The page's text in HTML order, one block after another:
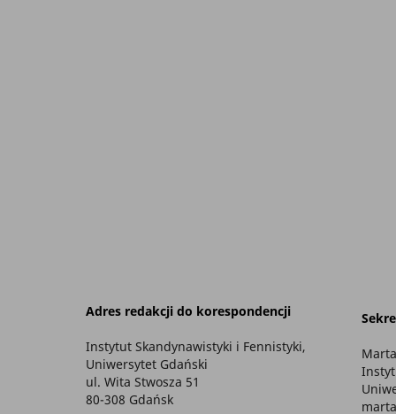
Adres redakcji do korespondencji
Instytut Skandynawistyki i Fennistyki,
Uniwersytet Gdański
ul. Wita Stwosza 51
80-308 Gdańsk